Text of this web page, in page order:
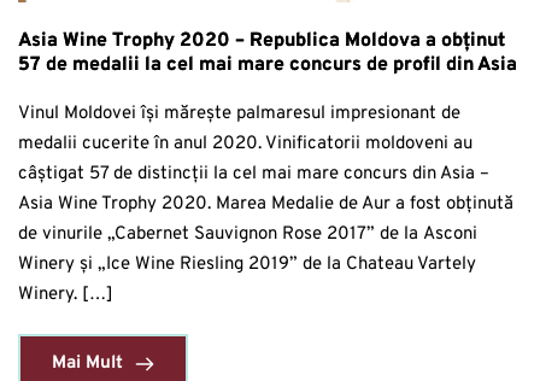
Asia Wine Trophy 2020 – Republica Moldova a obținut
57 de medalii la сel mai mare concurs de profil din Asia
Vinul Moldovei își mărește palmaresul impresionant de
medalii cucerite în anul 2020. Vinificatorii moldoveni au
câștigat 57 de distincții la cel mai mare concurs din Asia –
Asia Wine Trophy 2020. Marea Medalie de Aur a fost obținută
de vinurile „Cabernet Sauvignon Rose 2017” de la Asconi
Winery și „Ice Wine Riesling 2019” de la Chateau Vartely
Winery. […]
Mai Mult